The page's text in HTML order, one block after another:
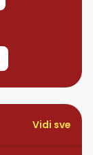
Vidi sve